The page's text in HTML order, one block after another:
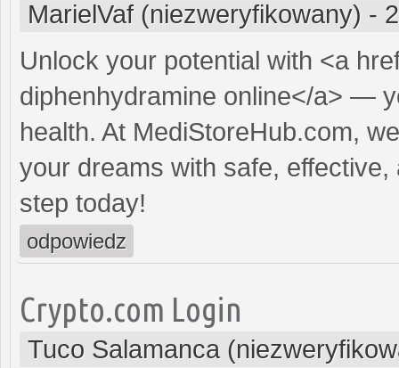
MarielVaf (niezweryfikowany) -
Unlock your potential with <a
diphenhydramine online</a> —
health. At MediStoreHub.com,
your dreams with safe,
step today!
odpowiedz
Crypto.com Login
Tuco Salamanca